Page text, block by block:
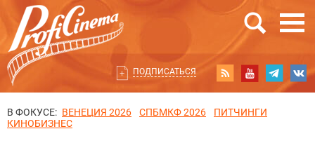
ПОДПИСАТЬСЯ
В ФОКУСЕ: ВЕНЕЦИЯ 2026 СПБМКФ 2026
ПИТЧИНГИ
КИНОБИЗНЕС